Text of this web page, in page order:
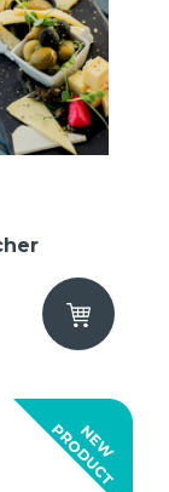
N
E
W
P
R
O
D
U
C
T